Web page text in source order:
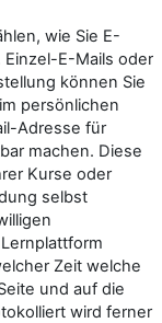
wie Sie E-
E-Mails oder
können Sie
persönlichen
Adresse für
machen. Diese
Kurse oder
selbst
Zeit welche
und auf die
wird ferner